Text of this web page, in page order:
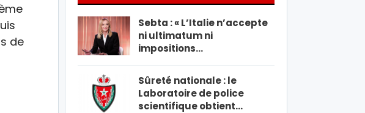
de
Sebta : « L’Italie n’accepte
ni ultimatum ni
impositions…
Sûreté nationale : le
Laboratoire de police
scientifique obtient…